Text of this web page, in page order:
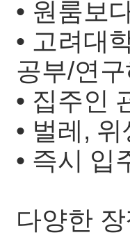
• 원룸보
• 고려대
공부/연
• 집주인
• 벌레,
• 즉시 입
다양한